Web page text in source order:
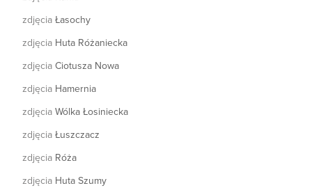
zdjęcia Łasochy
zdjęcia Huta Różaniecka
zdjęcia Ciotusza Nowa
zdjęcia Hamernia
zdjęcia Wólka Łosiniecka
zdjęcia Łuszczacz
zdjęcia Róża
zdjęcia Huta Szumy